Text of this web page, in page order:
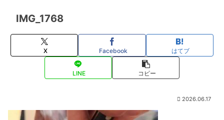
IMG_1768
X Facebook はてブ
LINE コピー
2026.06.17